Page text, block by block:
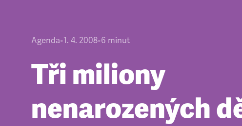
Agenda•1. 4. 2008•6 minut
Tři miliony
nenarozených